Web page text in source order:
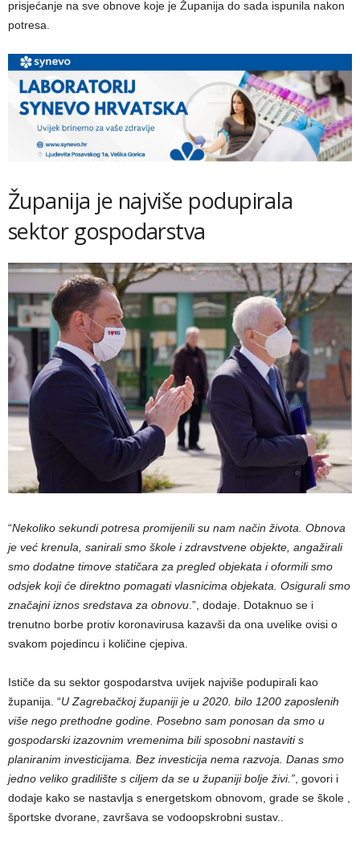
prisjećanje na sve obnove koje je Županija do sada ispunila nakon
potresa.
Županija je najviše podupirala
sektor gospodarstva
“Nekoliko sekundi potresa promijenili su nam način života. Obnova
je već krenula, sanirali smo škole i zdravstvene objekte, angažirali
smo dodatne timove statičara za pregled objekata i oformili smo
odsjek koji će direktno pomagati vlasnicima objekata. Osigurali smo
značajni iznos sredstava za obnovu .”, dodaje. Dotaknuo se i
trenutno borbe protiv koronavirusa kazavši da ona uvelike ovisi o
svakom pojedincu i količine cjepiva.
Ističe da su sektor gospodarstva uvijek najviše podupirali kao
županija. “U Zagrebačkoj županiji je u 2020. bilo 1200 zaposlenih
više nego prethodne godine. Posebno sam ponosan da smo u
gospodarski izazovnim vremenima bili sposobni nastaviti s
planiranim investicijama. Bez investicija nema razvoja. Danas smo
jedno veliko gradilište s ciljem da se u županiji bolje živi.” , govori i
dodaje kako se nastavlja s energetskom obnovom, grade se škole ,
športske dvorane, završava se vodoopskrobni sustav..